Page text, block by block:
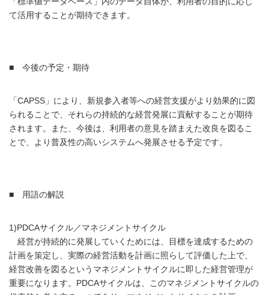
て活用することが期待できます。
■ 今後の予定・期待
「CAPSS」により、新規参入者等への経営支援がより効果的に図
られることで、それらの持続的な経営発展に貢献することが期待
されます。また、今後は、利用者の意見を踏まえた改良を図るこ
とで、より普及性の高いシステムへ発展させる予定です。
■ 用語の解説
1)PDCAサイクル／マネジメントサイクル
経営が持続的に発展していくためには、目標を達成するための
計画を策定し、実際の経営活動を計画に照らして評価した上で、
経営改善を図るというマネジメントサイクルに即した経営管理が
重要になります。PDCAサイクルは、このマネジメントサイクルの